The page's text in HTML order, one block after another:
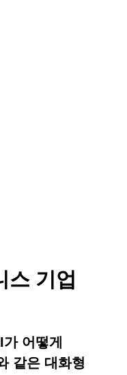
스 기업
어떻게
같은 대화형